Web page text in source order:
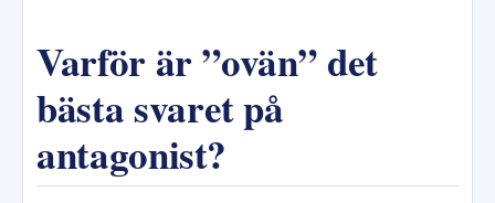
Varför är ”ovän” det
bästa svaret på
antagonist?